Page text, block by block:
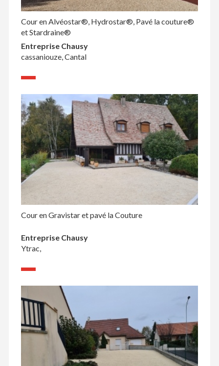
Cour en Alvéostar®, Hydrostar®, Pavé la couture®
et Stardraine®
Entreprise Chausy
cassaniouze, Cantal
Cour en Gravistar et pavé la Couture
Entreprise Chausy
Ytrac,